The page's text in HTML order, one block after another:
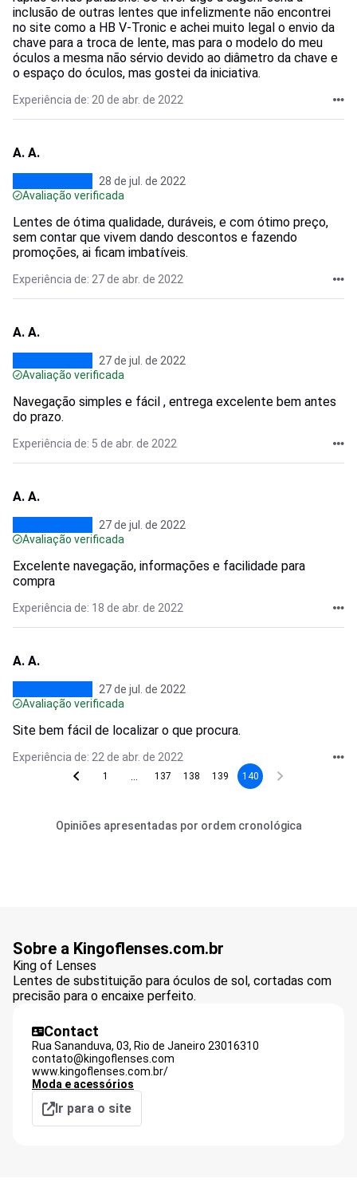
inclusão de outras lentes que infelizmente não encontrei
no site como a HB V-Tronic e achei muito legal o envio da
chave para a troca de lente, mas para o modelo do meu
óculos a mesma não sérvio devido ao diâmetro da chave e
o espaço do óculos, mas gostei da iniciativa.
Experiência de: 20 de abr. de 2022
A. A.
28 de jul. de 2022
Avaliação verificada
Lentes de ótima qualidade, duráveis, e com ótimo preço,
sem contar que vivem dando descontos e fazendo
promoções, ai ficam imbatíveis.
Experiência de: 27 de abr. de 2022
A. A.
27 de jul. de 2022
Avaliação verificada
Navegação simples e fácil , entrega excelente bem antes
do prazo.
Experiência de: 5 de abr. de 2022
A. A.
27 de jul. de 2022
Avaliação verificada
Excelente navegação, informações e facilidade para
compra
Experiência de: 18 de abr. de 2022
A. A.
27 de jul. de 2022
Avaliação verificada
Site bem fácil de localizar o que procura.
Experiência de: 22 de abr. de 2022
1 137 138 139 140
Opiniões apresentadas por ordem cronológica
Sobre a Kingoflenses.com.br
King of Lenses
Lentes de substituição para óculos de sol, cortadas com
precisão para o encaixe perfeito.
Contact
Rua Sananduva, 03, Rio de Janeiro 23016310
contato@kingoflenses.com
www.kingoflenses.com.br/
Moda e acessórios
Ir para o site